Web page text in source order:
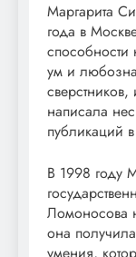
Маргарита
года в
способности
ум и
написала
публикаций в
В 1998 году
Ломоносова
она